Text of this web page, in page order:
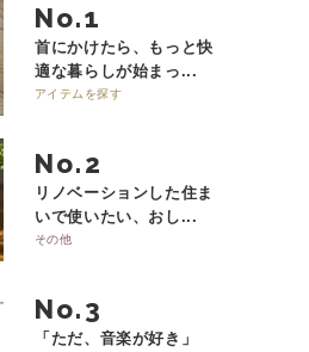
No.
首にかけたら、もっと快
適な暮らしが始まっ...
アイテムを探す
No.
リノベーションした住ま
いで使いたい、おし...
その他
No.
「ただ、音楽が好き」